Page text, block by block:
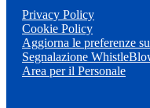
Privacy Policy
Cookie Policy
Aggiorna le preferenze
Segnalazione
Area per il Personale